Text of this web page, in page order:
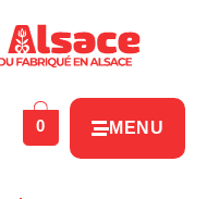
0 MENU